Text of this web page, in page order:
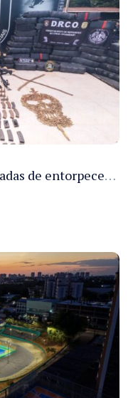
PMAM apreende 16,6 toneladas de entorpecentes e registra aumento nas prisões em flagrante e nas capturas de foragidos no primeiro semestre de 2026